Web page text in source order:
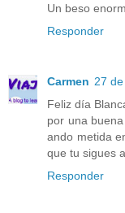
Un beso
Responder
Carmen 27
Feliz día
por una
ando metida
que tu sigues
Responder